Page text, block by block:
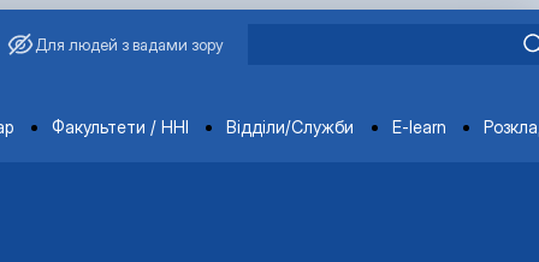
Для людей з вадами зору
Факультети / ННІ Відділи/Служби E-learn